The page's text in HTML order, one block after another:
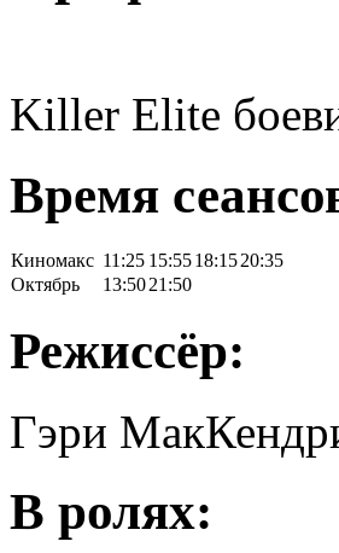
Killer Elite
Время
Киномакс 11:25 15:5518:1520:35
Октябрь
13:5021:50
Режиссёр:
Гэри
В ролях: